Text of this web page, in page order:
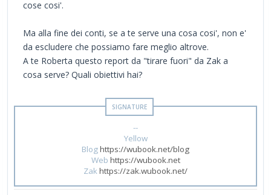
cose cosi'.
Ma alla fine dei conti, se a te serve una cosa cosi', non e'
da escludere che possiamo fare meglio altrove.
A te Roberta questo report da "tirare fuori" da Zak a
cosa serve? Quali obiettivi hai?
--
Yellow
Bloghttps://wubook.net/blog
Web https://wubook.net
Zakhttps://zak.wubook.net/